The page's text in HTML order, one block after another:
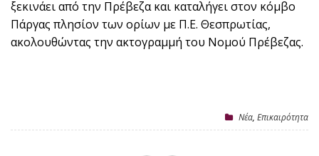
ξεκινάει από την Πρέβεζα και καταλήγει στον κόμβο
Πάργας πλησίον των ορίων με Π.Ε. Θεσπρωτίας,
ακολουθώντας την ακτογραμμή του Νομού Πρέβεζας.
Nέα, Επικαιρότητα